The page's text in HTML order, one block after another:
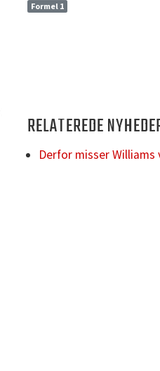
Formel 1
RELATEREDE
Derfor misser